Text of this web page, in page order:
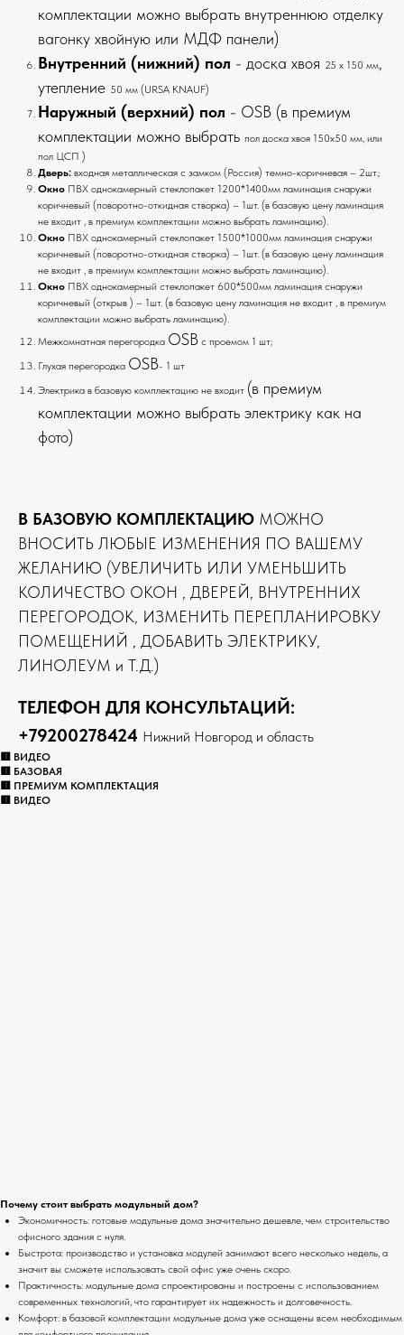
комплектации можно выбрать внутреннюю отделку
вагонку хвойную или МДФ панели)
Внутренний (нижний) пол - доска хвоя 25 х 150 мм,
утепление 50 мм (URSA KNAUF)
Наружный (верхний) пол - OSB (в премиум
комплектации можно выбрать пол доска хвоя 150х50 мм, или
пол ЦСП )
Дверь: входная металлическая с замком (Россия) темно-коричневая – 2шт.;
Окно ПВХ однокамерный стеклопакет 1200*1400мм ламинация снаружи
коричневый (поворотно-откидная створка) – 1шт. (в базовую цену ламинация
не входит , в премиум комплектации можно выбрать ламинацию).
Окно ПВХ однокамерный стеклопакет 1500*1000мм ламинация снаружи
коричневый (поворотно-откидная створка) – 1шт. (в базовую цену ламинация
не входит , в премиум комплектации можно выбрать ламинацию).
Окно ПВХ однокамерный стеклопакет 600*500мм ламинация снаружи
коричневый (открыв ) – 1шт. (в базовую цену ламинация не входит , в премиум
комплектации можно выбрать ламинацию).
Межкомнатная перегородка OSB с проемом 1 шт;
Глухая перегородка OSB- 1 шт
Электрика в базовую комплектацию не входит (в премиум
комплектации можно выбрать электрику как на
фото)
В БАЗОВУЮ КОМПЛЕКТАЦИЮ МОЖНО
ВНОСИТЬ ЛЮБЫЕ ИЗМЕНЕНИЯ ПО ВАШЕМУ
ЖЕЛАНИЮ (УВЕЛИЧИТЬ ИЛИ УМЕНЬШИТЬ
КОЛИЧЕСТВО ОКОН , ДВЕРЕЙ, ВНУТРЕННИХ
ПЕРЕГОРОДОК, ИЗМЕНИТЬ ПЕРЕПЛАНИРОВКУ
ПОМЕЩЕНИЙ , ДОБАВИТЬ ЭЛЕКТРИКУ,
ЛИНОЛЕУМ и Т.Д.)
ТЕЛЕФОН ДЛЯ КОНСУЛЬТАЦИЙ:
+79200278424 Нижний Новгород и область
🟥 ВИДЕО
🟥 БАЗОВАЯ
🟥 ПРЕМИУМ КОМПЛЕКТАЦИЯ
🟥 ВИДЕО
Почему стоит выбрать модульный дом?
Экономичность: готовые модульные дома значительно дешевле, чем строительство
офисного здания с нуля.
Быстрота: производство и установка модулей занимают всего несколько недель, а
значит вы сможете использовать свой офис уже очень скоро.
Практичность: модульные дома спроектированы и построены с использованием
современных технологий, что гарантирует их надежность и долговечность.
Комфорт: в базовой комплектации модульные дома уже оснащены всем необходимым